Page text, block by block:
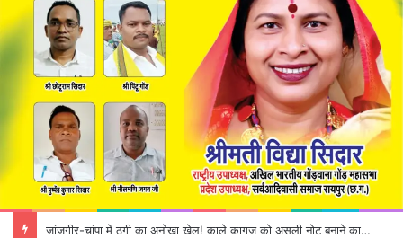
जांजगीर-चांपा में ठगी का अनोखा खेल! काले कागज को असली नोट बनाने का झांसा, 3 आरोपी गिरफ्तार